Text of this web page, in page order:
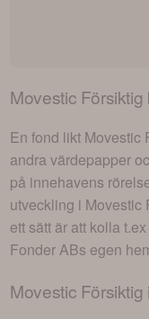
Movestic Försiktig
En fond likt Movestic
andra värdepapper
på innehavens
utveckling i Movestic
ett sätt är att kolla t.ex
Fonder ABs egen
Movestic Försiktig